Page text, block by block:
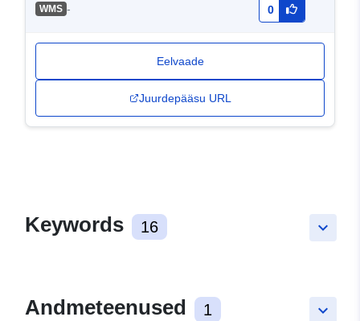
WMS - 0
Eelvaade
Juurdepääsu URL
keyboard_arrow_down
Keywords 16
keyboard_arrow_down
Andmeteenused 1